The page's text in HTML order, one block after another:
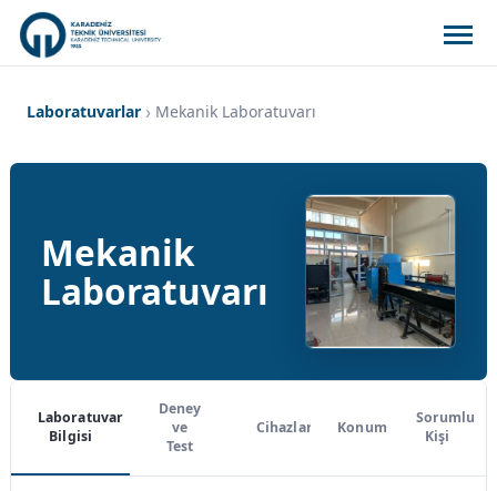
Laboratuvarlar Mekanik Laboratuvarı
Mekanik
Laboratuvarı
Laboratuvar
Bilgisi
Deney
ve
Test
Cihazlar Konum
Sorumlu
Kişi